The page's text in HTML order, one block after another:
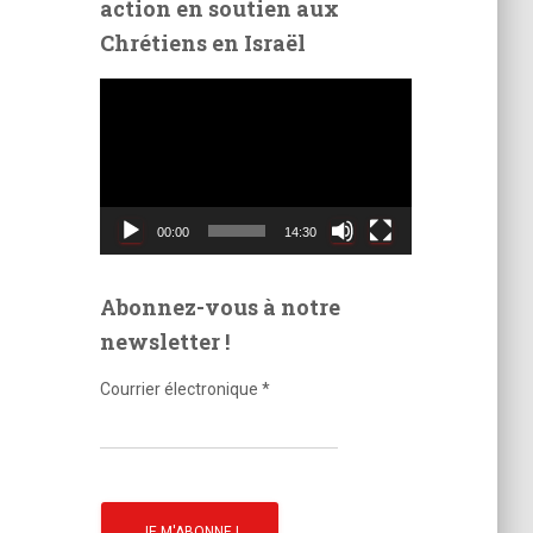
é
o
action en soutien aux
Chrétiens en Israël
é
o
00:00 14:30
Abonnez-vous à notre
newsletter !
Courrier électronique *